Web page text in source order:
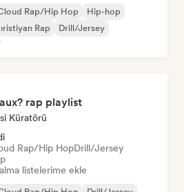
Rap/Hip Hop
Hip-hop
Rap
Drill/Jersey
rap playlist
Küratörü
Rap/Hip HopDrill/Jersey
listelerime ekle